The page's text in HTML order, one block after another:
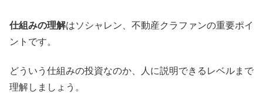
仕組みの理解はソシャレン、不動産クラファンの重要ポイ
ントです。
どういう仕組みの投資なのか、人に説明できるレベルまで
理解しましょう。